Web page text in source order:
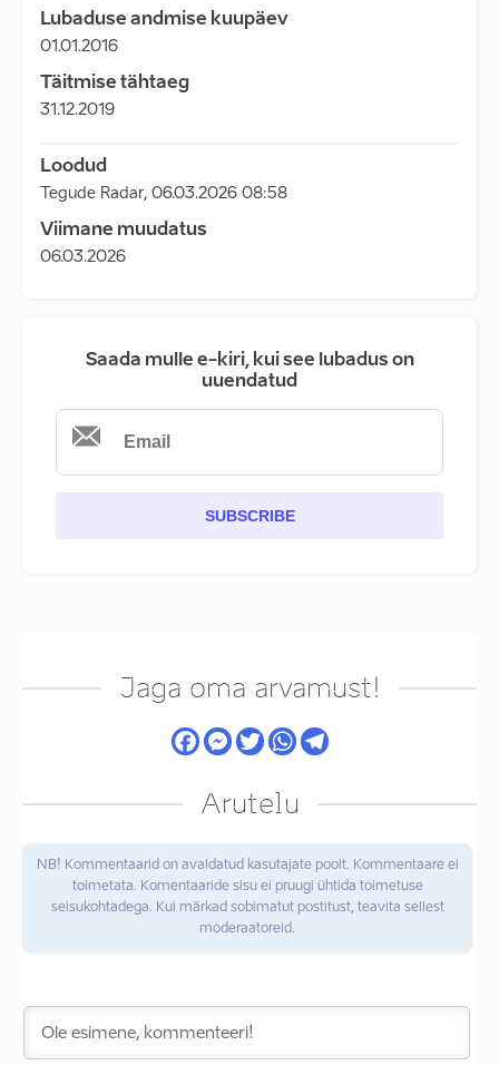
Lubaduse andmise kuupäev
01.01.2016
Täitmise tähtaeg
31.12.2019
Loodud
Tegude Radar, 06.03.2026 08:58
Viimane muudatus
06.03.2026
Saada mulle e-kiri, kui see lubadus on
uuendatud
SUBSCRIBE
Jaga oma arvamust!
Arutelu
NB! Kommentaarid on avaldatud kasutajate poolt. Kommentaare ei
toimetata. Komentaaride sisu ei pruugi ühtida toimetuse
seisukohtadega. Kui märkad sobimatut postitust, teavita sellest
moderaatoreid.